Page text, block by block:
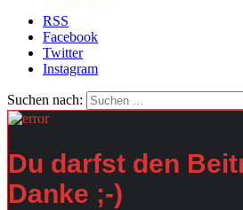
RSS
Facebook
Twitter
Instagram
Suchen nach:
Du darfst den
Danke ;-)